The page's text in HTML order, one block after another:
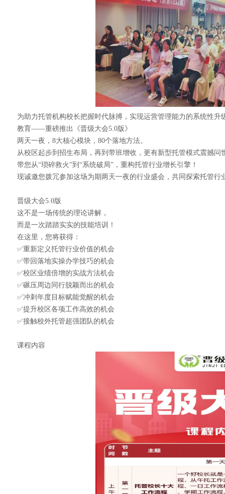
为助力托管机构校长把握时代脉搏，实现运营管理能力的系统性
教育——重磅推出《晋级大会5.0版》
两天一夜，8大核心模块，80个落地方法。
从校区起步到招生布局，再到带班增收，更有新型托管模式震撼问
带您从“琐碎救火”到“系统破局”，重构托管行业增长引擎！
现诚邀您拨冗参加这场为期两天一夜的行业盛会，共同探索托管行
晋级大会5.0版
这不是一场传统的理论讲解，
而是一次踏踏实实的技能培训！
在这里，您将获得：
✅重新定义托管行业价值的机会
✅带回落地实操办学技巧的机会
✅校区业绩倍增的实战方法机会
✅碾压周边同行脱颖而出的机会
✅冲刺年度目标赋能觉醒的机会
✅提升校区各项工作高效的机会
✅接触校外托管超强团队的机会
课程内容